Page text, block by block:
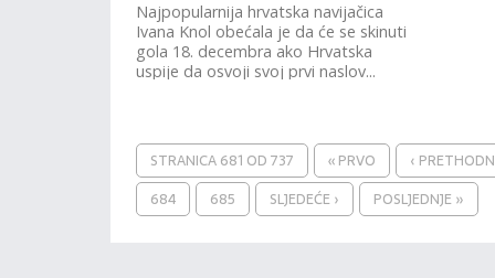
Najpopularnija hrvatska navijačica
Ivana Knol obećala je da će se skinuti
gola 18. decembra ako Hrvatska
uspije da osvoji svoj prvi naslov...
STRANICA 681 OD 737 « PRVO ‹
684
685 SLJEDEĆE › POSLJEDNJE »